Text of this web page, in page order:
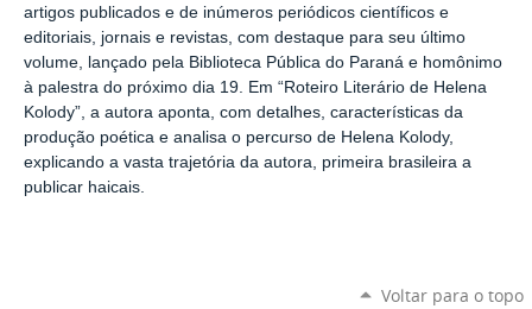
artigos publicados e de inúmeros periódicos científicos e
editoriais, jornais e revistas, com destaque para seu último
volume, lançado pela Biblioteca Pública do Paraná e homônimo
à palestra do próximo dia 19. Em “Roteiro Literário de Helena
Kolody”, a autora aponta, com detalhes, características da
produção poética e analisa o percurso de Helena Kolody,
explicando a vasta trajetória da autora, primeira brasileira a
publicar haicais.
Voltar para o topo